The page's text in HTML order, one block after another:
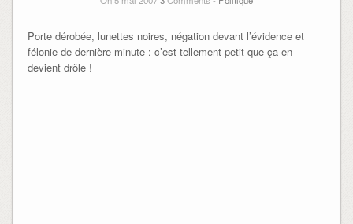
Porte dérobée, lunettes noires, négation devant l’évidence et
félonie de dernière minute : c’est tellement petit que ça en
devient drôle !